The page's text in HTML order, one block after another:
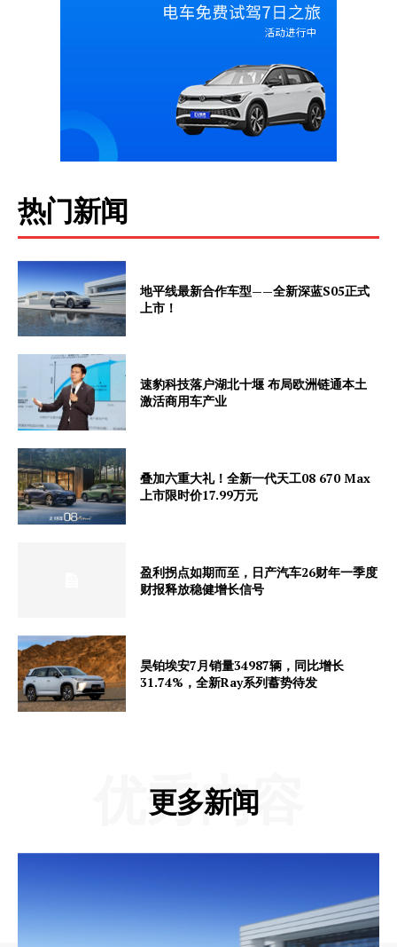
热门新闻
地平线最新合作车型——全新深蓝S05正式
上市！
速豹科技落户湖北十堰 布局欧洲链通本土
激活商用车产业
叠加六重大礼！全新一代天工08 670 Max
上市限时价17.99万元
盈利拐点如期而至，日产汽车26财年一季度
财报释放稳健增长信号
昊铂埃安7月销量34987辆，同比增长
31.74%，全新Ray系列蓄势待发
更多新闻
优秀内容